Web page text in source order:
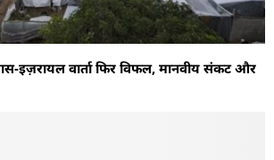
इज़रायल वार्ता फिर विफल, मानवीय संकट और